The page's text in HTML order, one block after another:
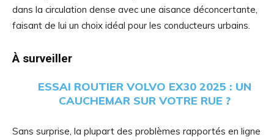
dans la circulation dense avec une aisance déconcertante,
faisant de lui un choix idéal pour les conducteurs urbains.
À surveiller
ESSAI ROUTIER VOLVO EX30 2025 : UN
CAUCHEMAR SUR VOTRE RUE ?
Sans surprise, la plupart des problèmes rapportés en ligne